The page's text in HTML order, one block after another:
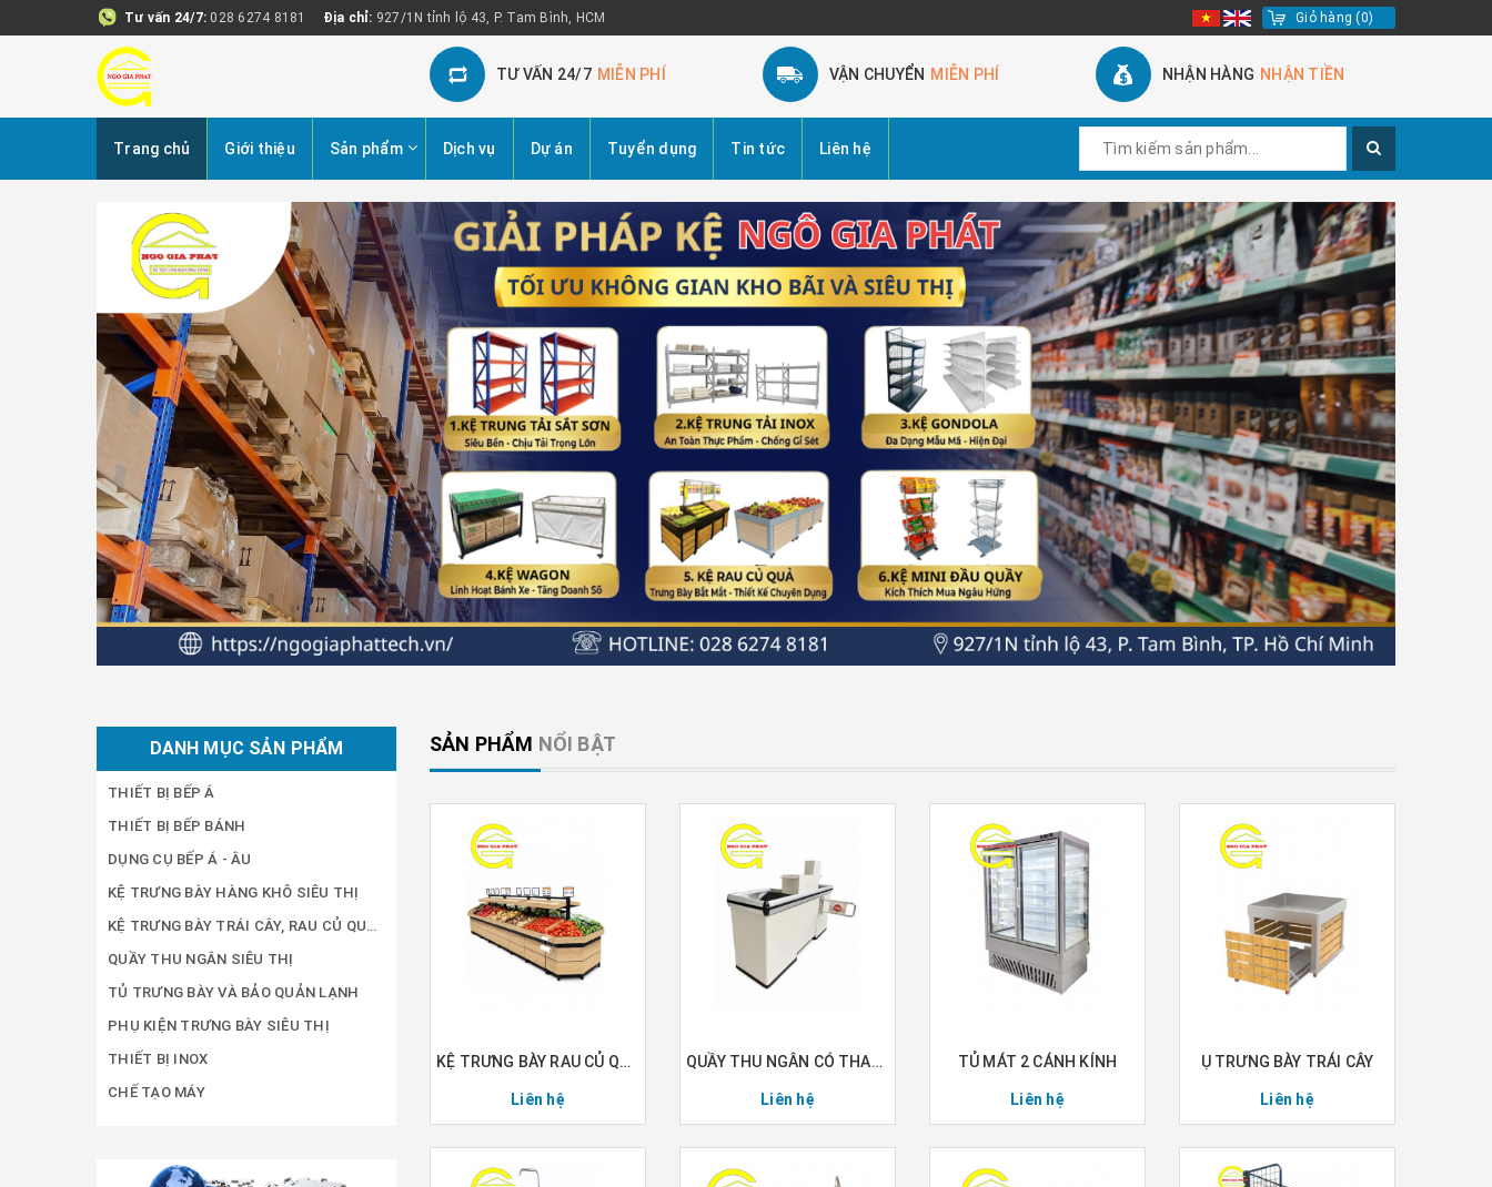
Tư vấn 24/7: 028 6274 8181 Địa chỉ: 927/1N tỉnh lộ 43, P. Tam Bình, HCM Giỏ hàng (0)
TƯ VẤN 24/7 MIỄN PHÍ VẬN CHUYỂN MIỄN PHÍ NHẬN HÀNG NHẬN TIỀN
Trang chủ Giới thiệu Sản phẩm Dịch vụ Dự án Tuyển dụng Tin tức Liên hệ
SẢN PHẨM NỔI BẬT
KỆ TRƯNG BÀY RAU CỦ QUẢ SIÊU THỊ
Liên hệ
QUẦY THU NGÂN CÓ THANH CHẮN AN TOÀN
Liên hệ
TỦ MÁT 2 CÁNH KÍNH
Liên hệ
Ụ TRƯNG BÀY TRÁI CÂY
Liên hệ
DANH MỤC SẢN PHẨM
THIẾT BỊ BẾP Á
THIẾT BỊ BẾP BÁNH
DỤNG CỤ BẾP Á - ÂU
KỆ TRƯNG BÀY HÀNG KHÔ SIÊU THỊ
QUẦY THU NGÂN SIÊU THỊ
TỦ TRƯNG BÀY VÀ BẢO QUẢN LẠNH
PHỤ KIỆN TRƯNG BÀY SIÊU THỊ
THIẾT BỊ INOX
CHẾ TẠO MÁY